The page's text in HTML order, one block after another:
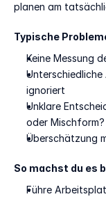
planen am
Typische
Keine Messung
ignoriert
Unklare
oder Mischform?
Überschätzung
So machst du es
Führe